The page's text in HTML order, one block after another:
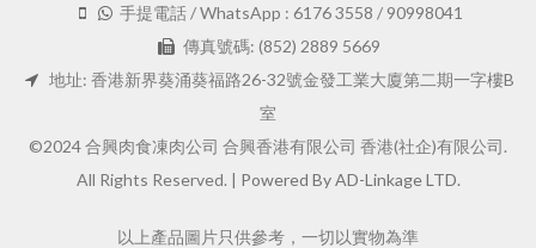
手提電話 / WhatsApp : 6176 3558 / 90998041
傳真號碼: (852) 2889 5669
地址: 香港新界葵涌葵福路26-32號金發工業大廈第二期一字樓B
室
©2024 合興肉食凍肉公司 合興香港有限公司 香港(社企)有限公司.
All Rights Reserved. | Powered By AD-Linkage LTD.
以上產品圖片只供參考，一切以實物為準